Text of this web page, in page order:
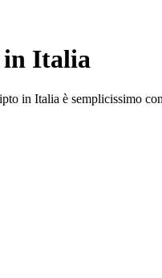
in Italia
in Italia è semplicissimo